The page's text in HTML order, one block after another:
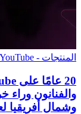
المنتجات - YouTube
والفنانون
وشمال أفريقيا لعام